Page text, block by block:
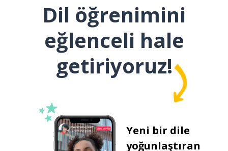
Dil öğrenimini
eğlenceli hale
getiriyoruz!
Yeni bir dile
yoğunlaştıran